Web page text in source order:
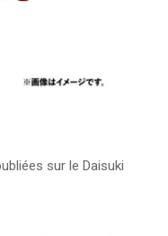
sur le Daisuki